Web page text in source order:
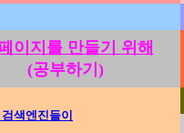
이지를 만들기 위해
(공부하기)
색엔진들이